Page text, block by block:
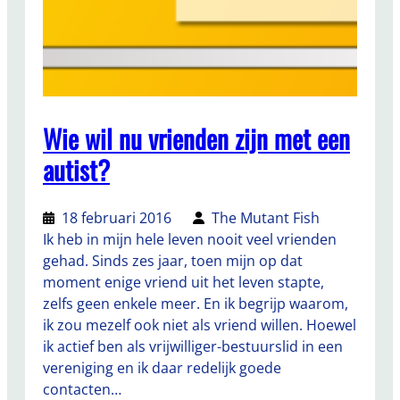
Wie wil nu vrienden zijn met een
autist?
18 februari 2016
The Mutant Fish
Ik heb in mijn hele leven nooit veel vrienden
gehad. Sinds zes jaar, toen mijn op dat
moment enige vriend uit het leven stapte,
zelfs geen enkele meer. En ik begrijp waarom,
ik zou mezelf ook niet als vriend willen. Hoewel
ik actief ben als vrijwilliger-bestuurslid in een
vereniging en ik daar redelijk goede
contacten…